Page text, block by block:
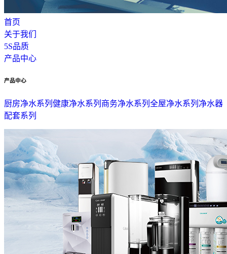
首页
关于我们
5S品质
产品中心
产品中心
厨房净水系列 健康净水系列 商务净水系列 全屋净水系列 净水器
配套系列